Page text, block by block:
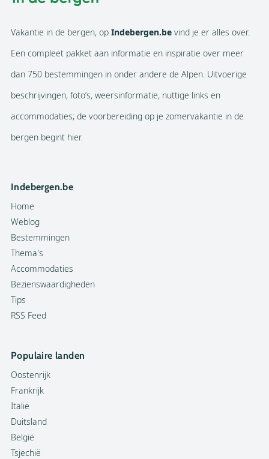
Vakantie in de bergen, op Indebergen.be vind je er alles over.
Een compleet pakket aan informatie en inspiratie over meer
dan 750 bestemmingen in onder andere de Alpen. Uitvoerige
beschrijvingen, foto’s, weersinformatie, nuttige links en
accommodaties; de voorbereiding op je zomervakantie in de
bergen begint hier.
Indebergen.be
Home
Weblog
Bestemmingen
Thema's
Accommodaties
Bezienswaardigheden
Tips
RSS Feed
Populaire landen
Oostenrijk
Frankrijk
Italië
Duitsland
België
Tsjechië